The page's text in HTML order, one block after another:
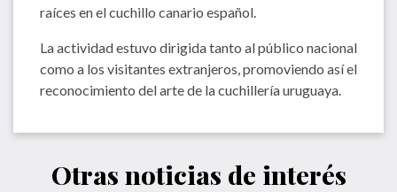
raíces en el cuchillo canario español.
La actividad estuvo dirigida tanto al público nacional
como a los visitantes extranjeros, promoviendo así el
reconocimiento del arte de la cuchillería uruguaya.
Otras noticias de interés